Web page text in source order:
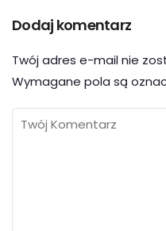
Dodaj komentarz
Twój adres e-mail nie
Wymagane pola są